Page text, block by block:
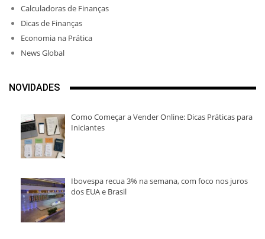
Calculadoras de Finanças
Dicas de Finanças
Economia na Prática
News Global
NOVIDADES
Como Começar a Vender Online: Dicas Práticas para
Iniciantes
Ibovespa recua 3% na semana, com foco nos juros
dos EUA e Brasil